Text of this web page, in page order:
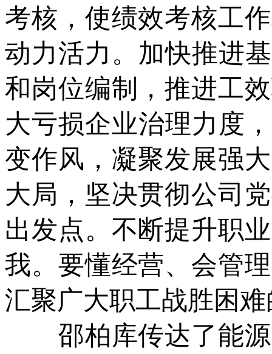
考核，使绩效考核工
动力活力。加快推进
和岗位编制，推进工
大亏损企业治理力度
变作风，凝聚发展强
大局，坚决贯彻公司
出发点。不断提升职
我。要懂经营、会管
汇聚广大职工战胜困
邵柏库传达了能源